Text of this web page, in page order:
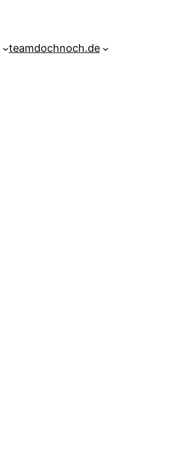
teamdochnoch.de